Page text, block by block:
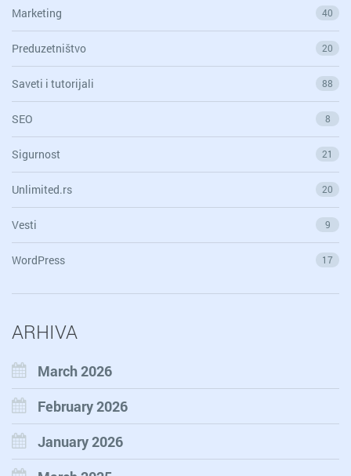
Marketing 40
Preduzetništvo 20
Saveti i tutorijali 88
SEO 8
Sigurnost 21
Unlimited.rs 20
Vesti 9
WordPress 17
ARHIVA
March 2026
February 2026
January 2026